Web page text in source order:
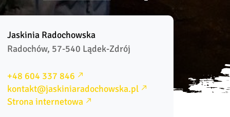
Jaskinia Radochowska
Radochów, 57-540 Lądek-Zdrój
+48 604 337 846
kontakt@jaskiniaradochowska.pl
Strona internetowa